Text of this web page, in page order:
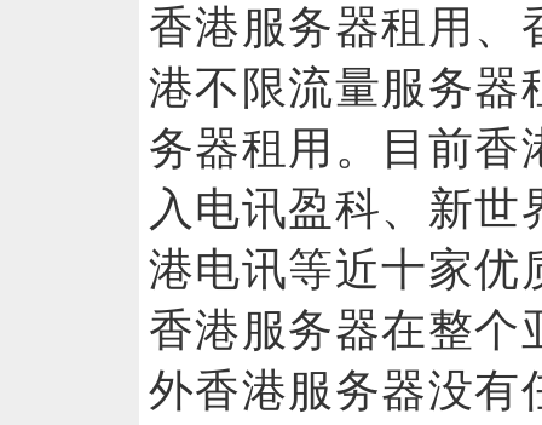
香港服务器租用、
港不限流量服务器
务器租用。目前香
入电讯盈科、新
港电讯等近十家优
香港服务器在整个
外香港服务器没有